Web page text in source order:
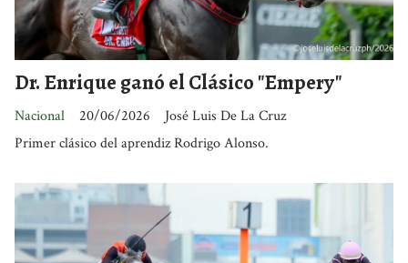
Dr. Enrique ganó el Clásico "Empery"
José Luis De La Cruz
Nacional
20/06/2026
Primer clásico del aprendiz Rodrigo Alonso.